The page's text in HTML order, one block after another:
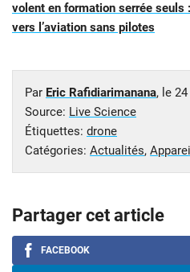
volent en formation serrée seuls
vers l’aviation sans pilotes
Par Eric Rafidiarimanana, le
Source: Live Science
Étiquettes: drone
Catégories: Actualités,
Partager cet article
FACEBOOK